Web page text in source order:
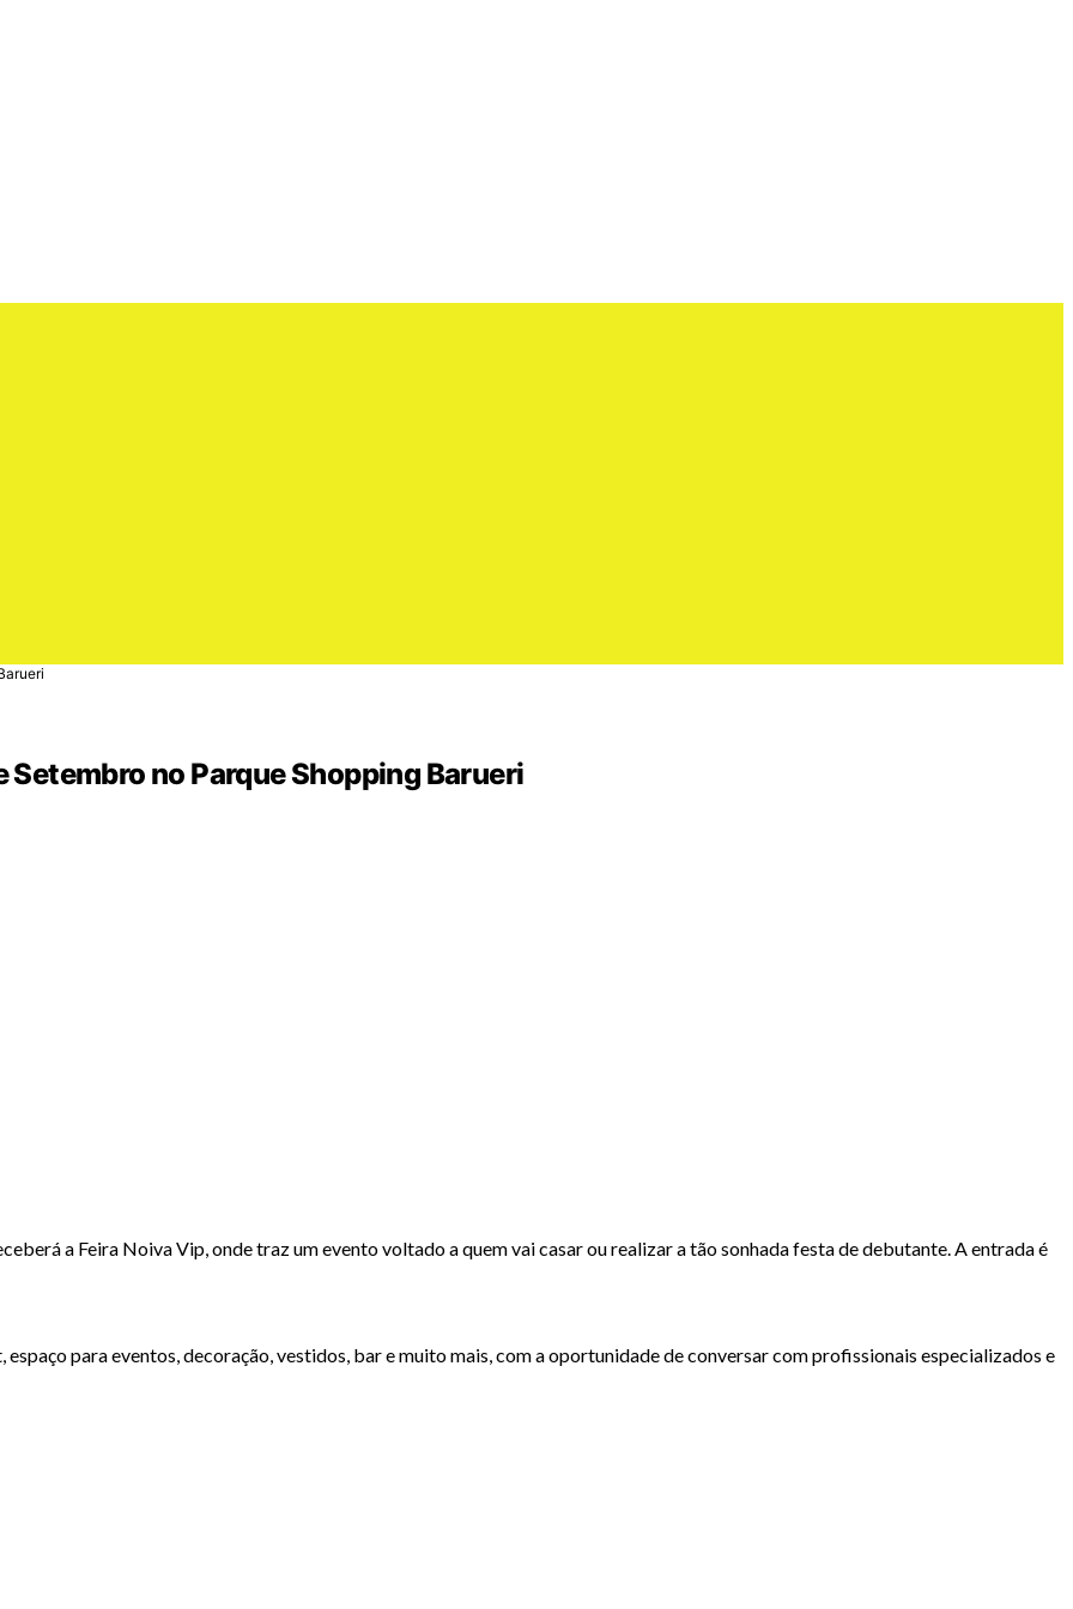
Setembro no Parque Shopping Barueri
a Feira Noiva Vip , onde traz um evento voltado a quem vai casar ou realizar a tão sonhada festa de debutante. A entrada é
para eventos, decoração, vestidos, bar e muito mais, com a oportunidade de conversar com profissionais especializados e